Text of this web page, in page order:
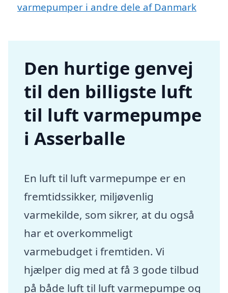
varmepumper i andre dele af Danmark
Den hurtige genvej
til den billigste luft
til luft varmepumpe
i Asserballe
En luft til luft varmepumpe er en
fremtidssikker, miljøvenlig
varmekilde, som sikrer, at du også
har et overkommeligt
varmebudget i fremtiden. Vi
hjælper dig med at få 3 gode tilbud
på både luft til luft varmepumpe og